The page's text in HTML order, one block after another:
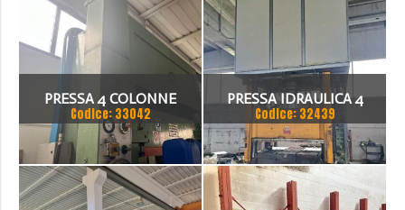
PRESSA 4 COLONNE
COMEFRI
Codice: 33042
PRESSA IDRAULICA 4
COLONNE 350 TON
Codice: 32439